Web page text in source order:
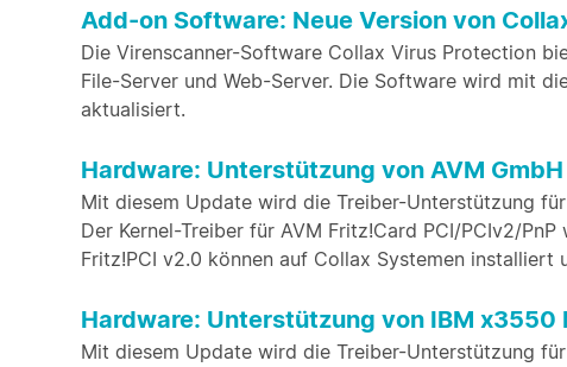
Add-on Software: Neue Version von
Die Virenscanner-Software Collax Virus Protection
File-Server und Web-Server. Die Software wird mit
aktualisiert.
Hardware: Unterstützung von AVM
Mit diesem Update wird die Treiber-Unterstützung
Der Kernel-Treiber für AVM Fritz!Card PCI/PCIv2/
Fritz!PCI v2.0 können auf Collax Systemen installiert
Hardware: Unterstützung von IBM
Mit diesem Update wird die Treiber-Unterstützung